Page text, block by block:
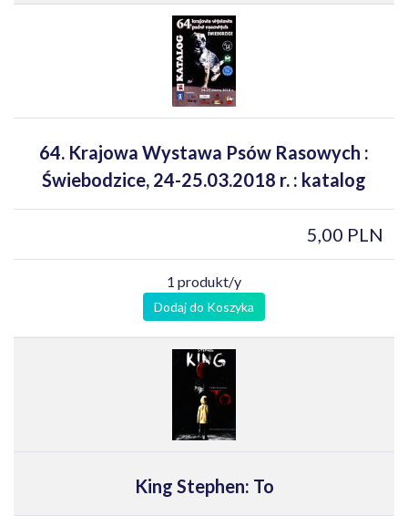
64. Krajowa Wystawa Psów Rasowych :
Świebodzice, 24-25.03.2018 r. : katalog
5,00 PLN
1 produkt/y
Dodaj do Koszyka
King Stephen: To